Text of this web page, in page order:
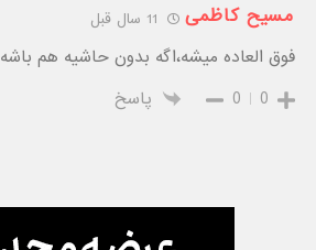
مسیح کاظمی
فوق العاده میشه،اگه بدون حاشیه هم باشه
0
0 پاسخ